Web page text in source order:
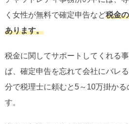
く女性が無料で確定申告など税金
あります。
税金に関してサポートしてくれる
ば、確定申告を忘れて会社にバレ
分で税理士に頼むと5～10万掛かる
す。